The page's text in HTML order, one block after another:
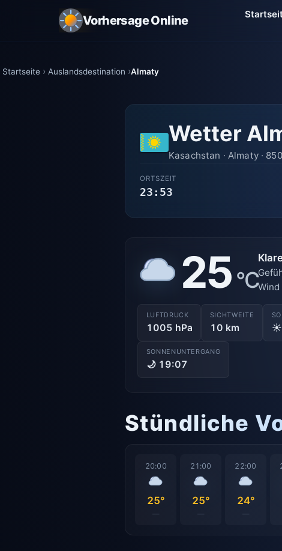
Vorhersage Online
Startseite Auslandsdestination Almaty
Wetter
Kasachstan · Almaty ·
ORTSZEIT
23:53
25 °CWind
LUFTDRUCK
1005 hPa
SICHTWEITE
10 km ☀
SONNENUNTERGANG
🌙 19:07
Stündliche
20:00
25°
—
21:00
25°
—
22:00
24°
—